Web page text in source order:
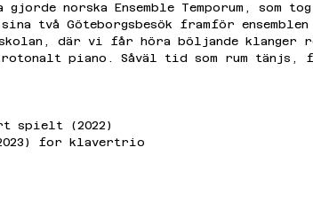
norska Ensemble Temporum, som
två Göteborgsbesök framför
där vi får höra böljande klanger
piano. Såväl tid som rum tänjs,
spielt (2022)
for klavertrio